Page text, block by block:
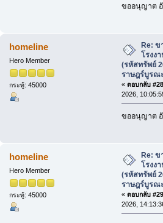
ขออนุญาต
homeline
Hero Member
กระทู้: 45000
Re: ข
โรงง
(รหัสทรัพย์
ราษฎร์บูรณ
« ตอบกลับ
2026,
ขออนุญาต
homeline
Hero Member
กระทู้: 45000
Re: ข
โรงง
(รหัสทรัพย์
ราษฎร์บูรณ
« ตอบกลับ
2026,